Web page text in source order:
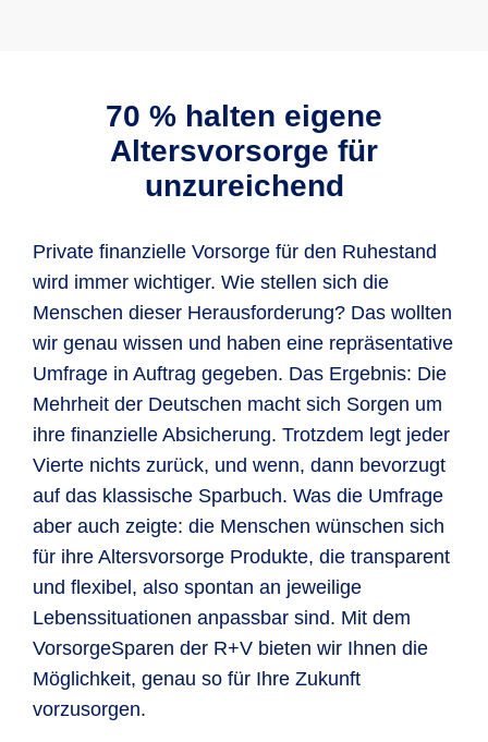
70 % halten eigene
Altersvorsorge für
unzureichend
Private finanzielle Vorsorge für den Ruhestand
wird immer wichtiger. Wie stellen sich die
Menschen dieser Herausforderung? Das wollten
wir genau wissen und haben eine repräsentative
Umfrage in Auftrag gegeben. Das Ergebnis: Die
Mehrheit der Deutschen macht sich Sorgen um
ihre finanzielle Absicherung. Trotzdem legt jeder
Vierte nichts zurück, und wenn, dann bevorzugt
auf das klassische Sparbuch. Was die Umfrage
aber auch zeigte: die Menschen wünschen sich
für ihre Altersvorsorge Produkte, die transparent
und flexibel, also spontan an jeweilige
Lebenssituationen anpassbar sind. Mit dem
VorsorgeSparen der R+V bieten wir Ihnen die
Möglichkeit, genau so für Ihre Zukunft
vorzusorgen.